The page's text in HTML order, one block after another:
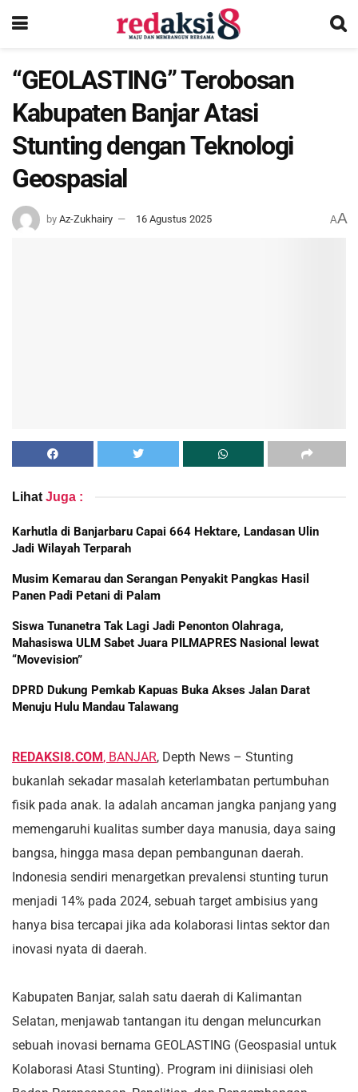
“GEOLASTING” Terobosan
Kabupaten Banjar Atasi
Stunting dengan Teknologi
Geospasial
by Az-Zukhairy 16 Agustus 2025 AA
Lihat Juga :
Karhutla di Banjarbaru Capai 664 Hektare, Landasan Ulin
Jadi Wilayah Terparah
Musim Kemarau dan Serangan Penyakit Pangkas Hasil
Panen Padi Petani di Palam
Siswa Tunanetra Tak Lagi Jadi Penonton Olahraga,
Mahasiswa ULM Sabet Juara PILMAPRES Nasional lewat
“Movevision”
DPRD Dukung Pemkab Kapuas Buka Akses Jalan Darat
Menuju Hulu Mandau Talawang
REDAKSI8.COM, BANJAR, Depth News – Stunting
bukanlah sekadar masalah keterlambatan pertumbuhan
fisik pada anak. Ia adalah ancaman jangka panjang yang
memengaruhi kualitas sumber daya manusia, daya saing
bangsa, hingga masa depan pembangunan daerah.
Indonesia sendiri menargetkan prevalensi stunting turun
menjadi 14% pada 2024, sebuah target ambisius yang
hanya bisa tercapai jika ada kolaborasi lintas sektor dan
inovasi nyata di daerah.
Kabupaten Banjar, salah satu daerah di Kalimantan
Selatan, menjawab tantangan itu dengan meluncurkan
sebuah inovasi bernama GEOLASTING (Geospasial untuk
Kolaborasi Atasi Stunting). Program ini diinisiasi oleh